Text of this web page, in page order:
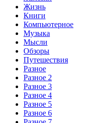
Жизнь
Книги
Компьютерное
Музыка
Мысли
Обзоры
Путешествия
Разное
Разное 2
Разное 3
Разное 4
Разное 5
Разное 6